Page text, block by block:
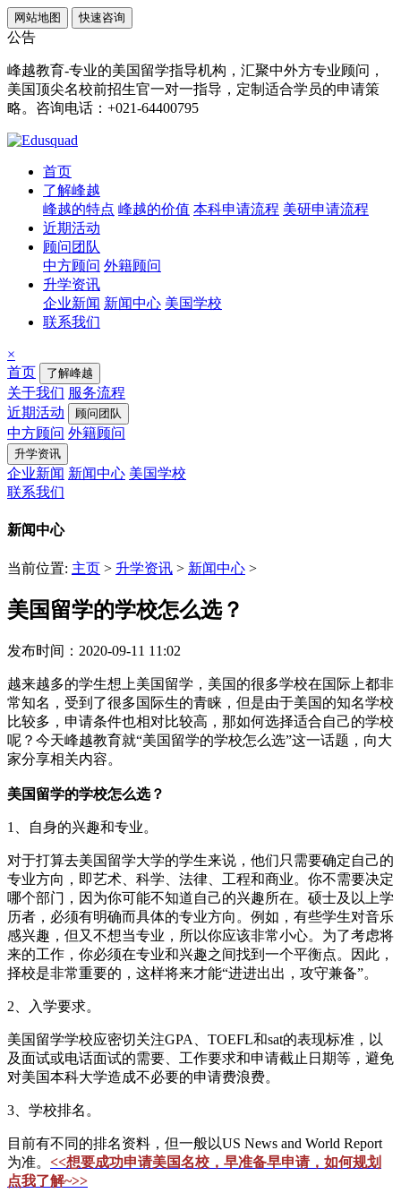
网站地图 快速咨询
公告
峰越教育-专业的美国留学指导机构，汇聚中外方专业顾问，
美国顶尖名校前招生官一对一指导，定制适合学员的申请策
略。咨询电话：+021-64400795
首页
了解峰越
峰越的特点 峰越的价值 本科申请流程 美研申请流程
近期活动
顾问团队
中方顾问 外籍顾问
升学资讯
企业新闻 新闻中心 美国学校
联系我们
×
首页
了解峰越
关于我们 服务流程
近期活动
顾问团队
中方顾问 外籍顾问
升学资讯
企业新闻 新闻中心 美国学校
联系我们
新闻中心
当前位置: 主页 > 升学资讯 > 新闻中心 >
美国留学的学校怎么选？
发布时间：2020-09-11 11:02
越来越多的学生想上美国留学，美国的很多学校在国际上都非
常知名，受到了很多国际生的青睐，但是由于美国的知名学校
比较多，申请条件也相对比较高，那如何选择适合自己的学校
呢？今天峰越教育就“美国留学的学校怎么选”这一话题，向大
家分享相关内容。
美国留学的学校怎么选？
1、自身的兴趣和专业。
对于打算去美国留学大学的学生来说，他们只需要确定自己的
专业方向，即艺术、科学、法律、工程和商业。你不需要决定
哪个部门，因为你可能不知道自己的兴趣所在。硕士及以上学
历者，必须有明确而具体的专业方向。例如，有些学生对音乐
感兴趣，但又不想当专业，所以你应该非常小心。为了考虑将
来的工作，你必须在专业和兴趣之间找到一个平衡点。因此，
择校是非常重要的，这样将来才能“进进出出，攻守兼备”。
2、入学要求。
美国留学学校应密切关注GPA、TOEFL和sat的表现标准，以
及面试或电话面试的需要、工作要求和申请截止日期等，避免
对美国本科大学造成不必要的申请费浪费。
3、学校排名。
目前有不同的排名资料，但一般以US News and World Report
为准。 <<想要成功申请美国名校，早准备早申请，如何规划
点我了解~>>